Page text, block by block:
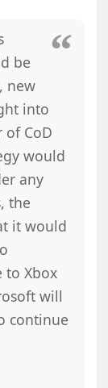
be
new
into
of CoD
would
any
the
it would
to Xbox
will
continue